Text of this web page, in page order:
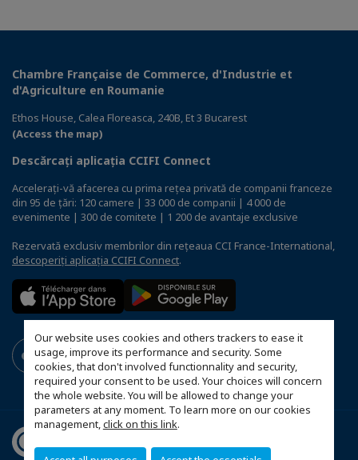
Our website uses cookies and others trackers to ease it
usage, improve its performance and security. Some
cookies, that don't involved functionnality and security,
required your consent to be used. Your choices will concern
the whole website. You will be allowed to change your
parameters at any moment. To learn more on our cookies
management,click on this link.
Chambre Française de Commerce, d'Industrie et
d'Agriculture en Roumanie
Ethos House, Calea Floreasca, 240B, Et 3 Bucarest
(Access the map)
Descărcați aplicația CCIFI Connect
Accelerați-vă afacerea cu prima rețea privată de companii franceze
din 95 de țări: 120 camere | 33 000 de companii | 4 000 de
evenimente | 300 de comitete | 1 200 de avantaje exclusive
Rezervată exclusiv membrilor din rețeaua CCI France-International,
descoperiți aplicația CCIFI Connect.